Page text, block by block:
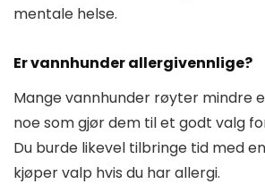
mentale helse.
Er vannhunder allergivennlige?
Mange vannhunder røyter mindre
noe som gjør dem til et godt valg
Du burde likevel tilbringe tid med
kjøper valp hvis du har allergi.